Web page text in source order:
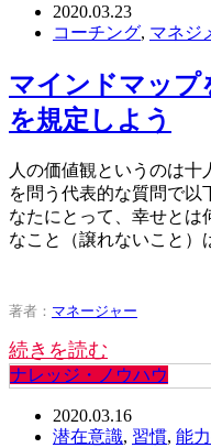
2020.03.23
コーチング, マネジ
マインドマップ
を規定しよう
人の価値観というのは
を問う代表的な質問で以
なたにとって、幸せとは
なこと（譲れないこと
著者： マネージャー
続きを読む
ナレッジ・ノウハウ
2020.03.16
潜在意識, 習慣, 能